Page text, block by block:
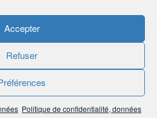
Accepter
Refuser
Politique de confidentialité, données